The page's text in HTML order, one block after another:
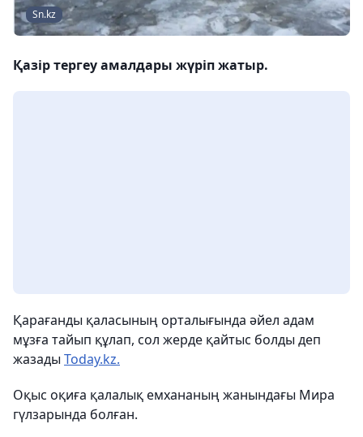
Sn.kz
Қазір тергеу амалдары жүріп жатыр.
Қарағанды қаласының орталығында әйел адам
мұзға тайып құлап, сол жерде қайтыс болды деп
жазады Today.kz.
Оқыс оқиға қалалық емхананың жанындағы Мира
гүлзарында болған.